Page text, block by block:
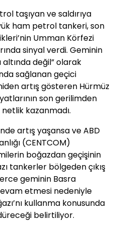
taşıyan ve saldırıya
ham petrol tankeri, son
Umman Körfezi
sinyal verdi. Geminin
değil” olarak
sağlanan geçici
artış gösteren Hürmüz
son gerilimden
kazanmadı.
artış yaşansa ve ABD
(CENTCOM)
boğazdan geçişinin
tankerler bölgeden çıkış
geminin Basra
etmesi nedeniyle
kullanma konusunda
belirtiliyor.